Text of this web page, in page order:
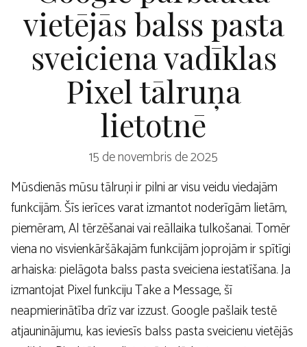
vietējās balss pasta
sveiciena vadīklas
Pixel tālruņa
lietotnē
15 de novembris de 2025
Mūsdienās mūsu tālruņi ir pilni ar visu veidu viedajām
funkcijām. Šīs ierīces varat izmantot noderīgām lietām,
piemēram, AI tērzēšanai vai reāllaika tulkošanai. Tomēr
viena no visvienkāršākajām funkcijām joprojām ir spītīgi
arhaiska: pielāgota balss pasta sveiciena iestatīšana. Ja
izmantojat Pixel funkciju Take a Message, šī
neapmierinātība drīz var izzust. Google pašlaik testē
atjauninājumu, kas ieviesīs balss pasta sveicienu vietējās